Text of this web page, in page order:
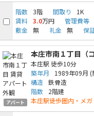
階数 3階 間取り 1K
賃料 3.0万円 管理費等
敷金
無 礼金 無 保
アパート
本庄市南１丁目（
本庄駅 徒歩10分
築年月
1989年09月 (
構造 鉄骨造
階数
2階建
本庄駅徒歩圏内・メ